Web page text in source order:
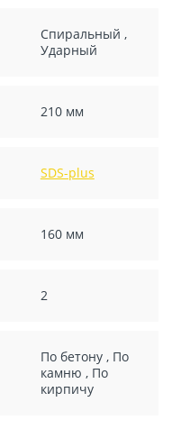
Спиральный ,
Ударный
210 мм
SDS-plus
160 мм
2
По бетону, По
камню , По
кирпичу